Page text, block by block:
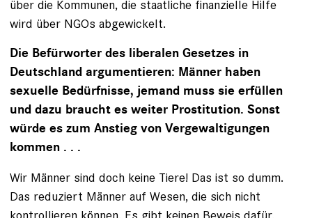
über die Kommunen, die staatliche finanzielle Hilfe
wird über NGOs abgewickelt.
Die Befürworter des liberalen Gesetzes in
Deutschland argumentieren: Männer haben
sexuelle Bedürfnisse, jemand muss sie erfüllen
und dazu braucht es weiter Prostitution. Sonst
würde es zum Anstieg von Vergewaltigungen
kommen . . .
Wir Männer sind doch keine Tiere! Das ist so dumm.
Das reduziert Männer auf Wesen, die sich nicht
kontrollieren können. Es gibt keinen Beweis dafür,